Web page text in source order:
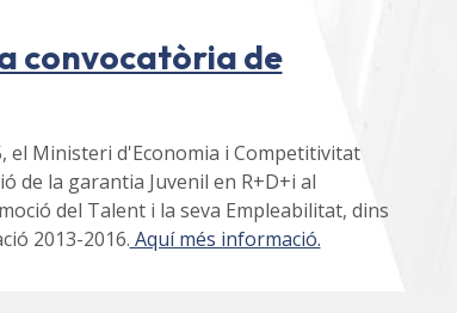
convocatòria de
el Ministeri d'Economia i Competitivitat
de la garantia Juvenil en R+D+i al
del Talent i la seva Empleabilitat, dins
2013-2016. Aquí més informació.